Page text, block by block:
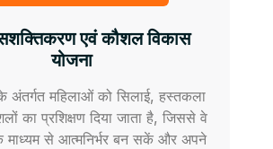
एवं कौशल विकास
योजना
अंतर्गत महिलाओं को सिलाई, हस्तकला
का प्रशिक्षण दिया जाता है, जिससे वे
माध्यम से आत्मनिर्भर बन सकें और अपने